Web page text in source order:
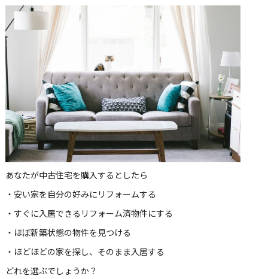
あなたが中古住宅を購入するとしたら
・安い家を自分の好みにリフォームする
・すぐに入居できるリフォーム済物件にする
・ほぼ新築状態の物件を見つける
・ほどほどの家を探し、そのまま入居する
どれを選ぶでしょうか？